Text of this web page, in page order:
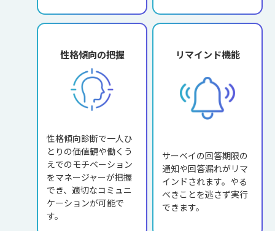
性格傾向の把握
性格傾向診断で一人ひ
とりの価値観や働くう
えでのモチベーション
をマネージャーが把握
でき、適切なコミュニ
ケーションが可能で
す。
リマインド機能
サーベイの回答期限の
通知や回答漏れがリマ
インドされます。やる
べきことを逃さず実行
できます。